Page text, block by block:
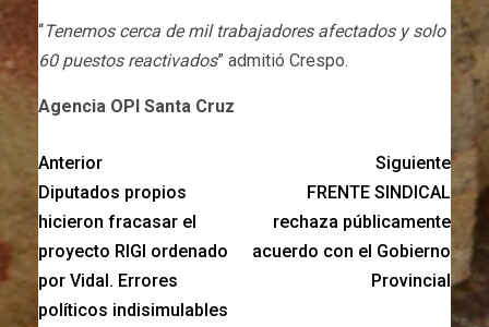
“Tenemos cerca de mil trabajadores afectados y solo
60 puestos reactivados” admitió Crespo.
Agencia OPI Santa Cruz
Anterior
Diputados propios
hicieron fracasar el
proyecto RIGI ordenado
por Vidal. Errores
políticos indisimulables
Siguiente
FRENTE SINDICAL
rechaza públicamente
acuerdo con el Gobierno
Provincial